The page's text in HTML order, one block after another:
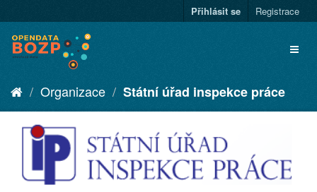
Přihlásit se Registrace
Organizace Státní úřad inspekce práce